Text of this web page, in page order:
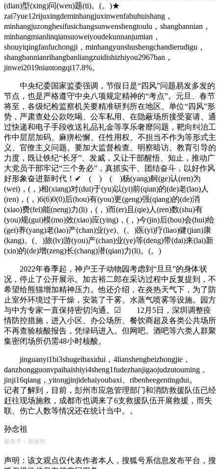
(dian)型(xing)问(wen)题(ti)。(。)★
zai7yue12rijuxingdeminhangjuxinwenfabuhuishang，
minhangjuzonghesifusichangsunwenshengtoulu，shangbannian，
minhangmianlinqiansuoweiyoudekunnanjumian，
shouyiqingfanfuchongji，minhangyunshushengchandierudigu，
shangbannianrihangbanliangzuidishizhiyou2967ban，
jinwei2019niantongqi17.8%。
中央纪委国家监委强调，节假日是“四风”问题易发多发的
节点，也是严格遵守中央八项规定精神的“考点”。元旦、春节
将至，各级纪检监察机关要精准研判所在地区、单位“四风”形
势，严肃查处公款吃喝、公车私用、在隐蔽场所接受宴请、通
过快递和电子手段收送礼品礼金等享乐奢靡问题，靶向纠治工
作中层层加码、麻痹松懈、任性用权、不担当不作为等形式主
义、官僚主义问题。要加大监督检查、明察暗访、教育引导的
力度，既让铁纪“长牙”、发威，又让干部醒悟、知止，推动广
大党员干部牢记“三个务必”，真抓实干、团结奋斗，以好作风
好形象奋进新时代！✔ ( ) ( )杨(yang)舸(ge)认(ren)为
(wei)，(，)相(xiang)对(dui)于(yu)以(yi)前(qian)的(de)老(lao)人
(ren)，(，)6(6)0(0)后(hou)有(you)更(geng)强(qiang)的(de)消
(xiao)费(fei)能(neng)力(li)，(，)而(er)且(qie)人(ren)数(shu)有
(you)规(gui)模(mo)效(xiao)应(ying)，(，)今(jin)后(hou)会(hui)给
(gei)养(yang)老(lao)产(chan)业(ye)、(、)医(yi)疗(liao)健(jian)康
(kang)、(、)旅(lv)游(you)产(chan)业(ye)等(deng)带(dai)来(lai)新
(xin)的(de)增(zeng)长(chang)潜(qian)力(li)。(。)
2022年春季起，神户王子动物园考虑到“旦旦”的身体状
况，停止了公开展示。加古裕二郎在采访过程中反复提到，不
希望给熊猫增加精神压力。他还介绍，在炎热天气下，为了防
止室外环境过于干燥，安装了干雾、水蒸气喷雾等设施。园方
与中方专家一直保持密切沟通。☑ 12月5日，深圳调整疫
情防控措施，进入小区、办公场所、餐饮商超及各类公共场所
不再查验核酸报告，凭绿码进入。但网吧、酒吧等六类人群聚
集密闭场所仍需48小时核酸。
jinguanyi1bi3shugeibaxidui，4lianshengbeizhongjie，
danzhongguonvpaihaishiyi4sheng1fudezhanjigaojudzutouming，
jinji16qiang，yitongjinjidehaiyoubaxi、ribenheegentingdui。
记者了解到，目前，彭州市应急管理部门和消防救援队伍已经
赶往现场施救，成都市也调来了6支救援队伍开展救援，而失
联、伤亡人数等情况还在统计当中。。
孙念祖
发布于：海城市
声明：该文观点仅代表作者本人，搜狐号系信息发布平台，搜